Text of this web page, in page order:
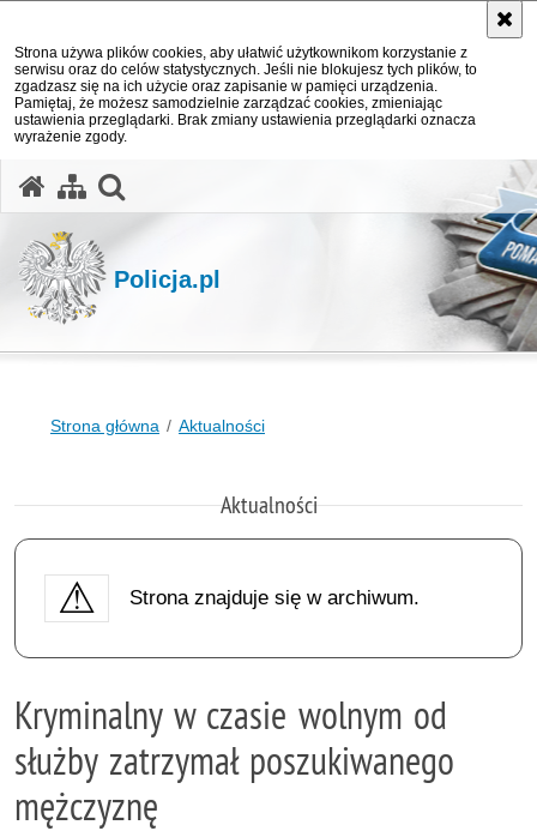
Strona używa plików cookies, aby ułatwić użytkownikom korzystanie z
serwisu oraz do celów statystycznych. Jeśli nie blokujesz tych plików, to
zgadzasz się na ich użycie oraz zapisanie w pamięci urządzenia.
Pamiętaj, że możesz samodzielnie zarządzać cookies, zmieniając
ustawienia przeglądarki. Brak zmiany ustawienia przeglądarki oznacza
wyrażenie zgody.
Policja.pl
Strona główna Aktualności
Aktualności
Strona znajduje się w archiwum.
Kryminalny w czasie wolnym od
służby zatrzymał poszukiwanego
mężczyznę